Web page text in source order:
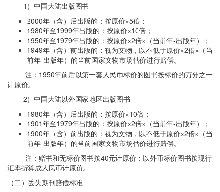
1）中国大陆出版图书
2000年（含）后出版的：按原价×5倍；
1980年至1999年出版的：按原价×10倍；
1950年至1979年出版的：按原价×2倍×（当前年-出版年）；
1949年（含）前出版的：视为文物，以不低于原价×2倍×（当
前年-出版年）的当前国家文物市场估价进行赔偿。
注：1950年前后以第一套人民币标价的图书按标价的万分之一
计原价。
2）中国大陆以外国家地区出版图书
1980年（含）后出版的：按原价×10倍；
1901年至1979年出版的：按原价×2倍×（当前年-出版年）；
1900年（含）前出版的：视为文物，以不低于原价×2倍×（当
前年-出版年）的当前国家文物市场估价进行赔偿。
注：赠书和无标价图书按40元计原价；以外币标价图书按现行
汇率折算成人民币计原价。
（二）丢失期刊赔偿标准